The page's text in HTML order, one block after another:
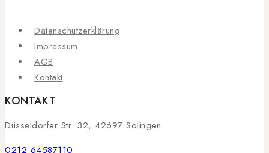
Datenschutzerklärung
Impressum
AGB
Kontakt
KONTAKT
Düsseldorfer Str. 32, 42697 Solingen
0212 64587110